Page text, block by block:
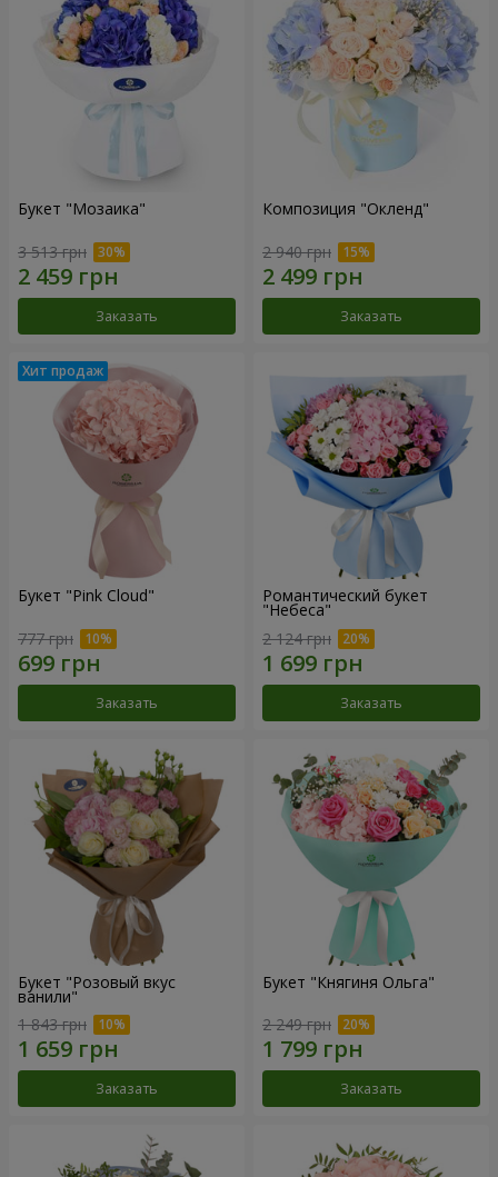
Букет "Мозаика"
3 513 грн
Заказать
Композиция "Окленд"
2 940 грн
Заказать
Букет "Pink Cloud"
777 грн
Заказать
Романтический букет
"Небеса"
2 124 грн
Заказать
Букет "Розовый вкус
ванили"
1 843 грн
Заказать
Букет "Княгиня Ольга"
2 249 грн
Заказать